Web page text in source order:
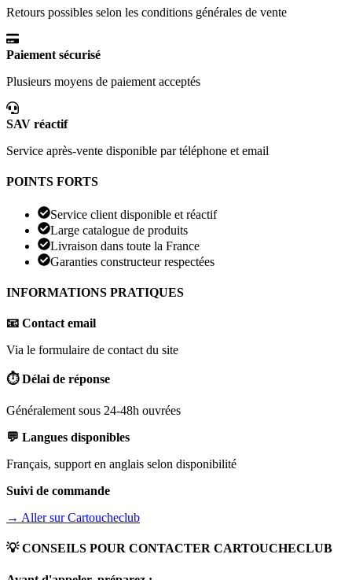
Retours possibles selon les conditions générales de vente
Paiement sécurisé
Plusieurs moyens de paiement acceptés
SAV réactif
Service après-vente disponible par téléphone et email
POINTS FORTS
Service client disponible et réactif
Large catalogue de produits
Livraison dans toute la France
Garanties constructeur respectées
INFORMATIONS PRATIQUES
📧 Contact email
Via le formulaire de contact du site
⏱️ Délai de réponse
Généralement sous 24-48h ouvrées
💬 Langues disponibles
Français, support en anglais selon disponibilité
Suivi de commande
→ Aller surCartoucheclub
💡 CONSEILS POUR CONTACTER CARTOUCHECLUB